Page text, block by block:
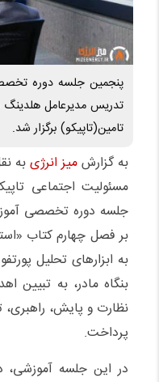
پنجمین جلسه دوره
تدریس مدیرعامل هلدینگ
تامین(تاپیکو) برگزار شد.
به گزارشمیز انرژیبه
مسئولیت اجتماعی
جلسه دوره تخصصی
بر فصل چهارم کتاب
به ابزارهای تحلیل
بنگاه مادر، به تبیین
نظارت و پایش،
پرداخت.
در این جلسه آموزشی،